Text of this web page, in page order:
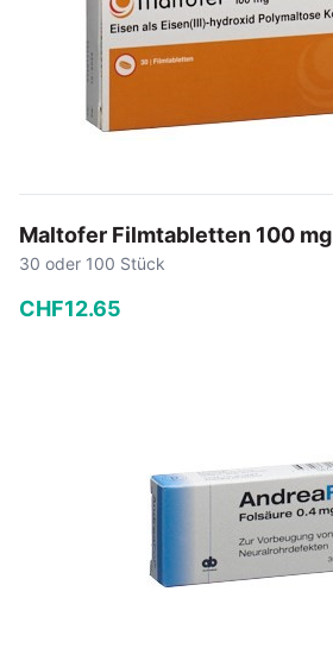
Maltofer Filmtabletten 100 mg
30 oder 100 Stück
CHF12.65